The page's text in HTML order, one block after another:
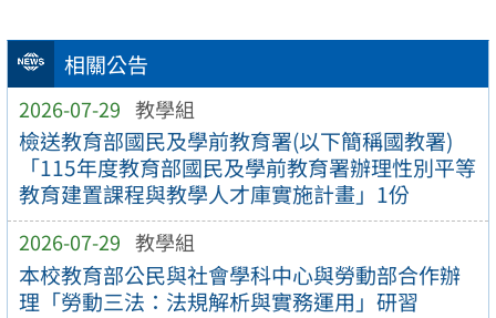
相關公告
2026-07-29 教學組
檢送教育部國民及學前教育署(以下簡稱國教署)
「115年度教育部國民及學前教育署辦理性別平等
教育建置課程與教學人才庫實施計畫」1份
2026-07-29 教學組
本校教育部公民與社會學科中心與勞動部合作辦
理「勞動三法：法規解析與實務運用」研習